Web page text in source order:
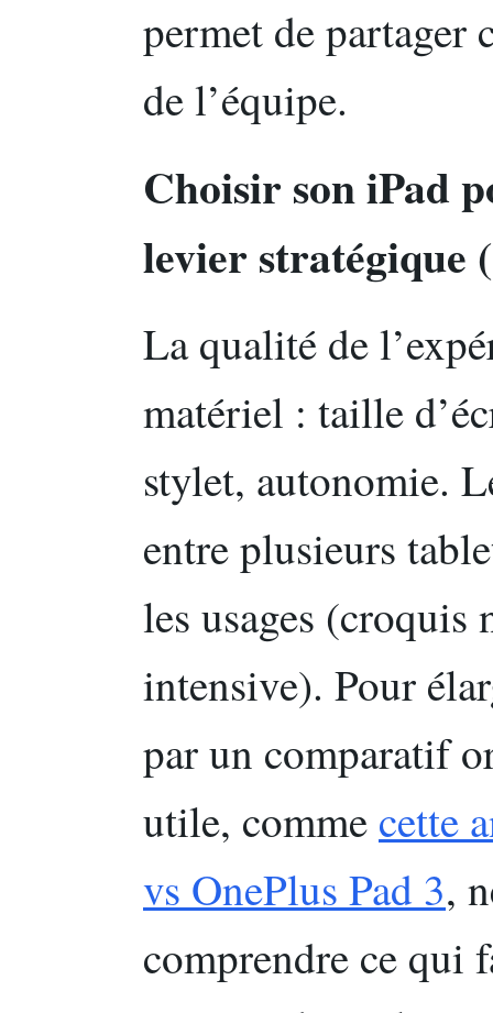
permet de partager
de l’équipe.
Choisir son iPad
levier stratégique
La qualité de
matériel : taille
stylet, autonomie.
entre plusieurs
les usages (croquis
intensive). Pour
par un comparatif
utile, comme cette
vs OnePlus Pad 3,
comprendre ce qui